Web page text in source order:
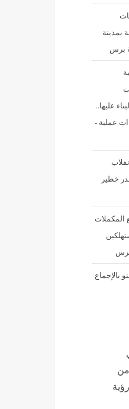
بمدينة
برس
عليها..
عملية -
خطير
برس
بالإجماع
من